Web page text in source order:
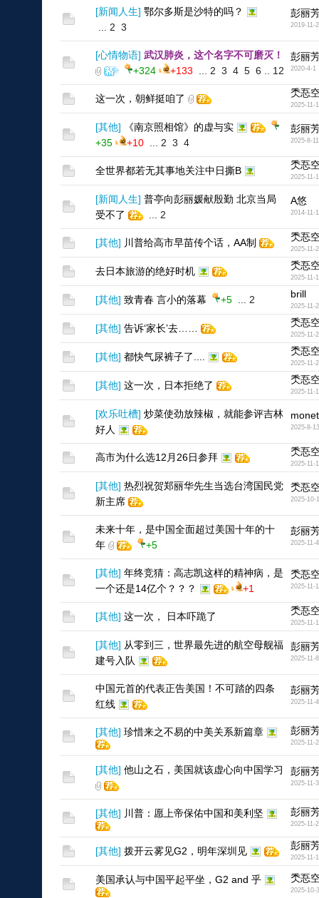
[新闻人生] 鄂尔多斯是沙特的吗？
2 3
彭丽
2019-11-
[心情物语] 武汉肺炎，这个名字不可磨灭！
+324
+133 2 3 4 5 6 12
彭丽
2020-4-1
这一次，朝鲜挺咱了 秂忢
2025-11-
[其他]
《南京照相馆》的虚与实
+35
+10 2 3 4
彭丽
2025-8-11
全世界都若无其事地关注中日撕B 秂忢
2025-11-
[新闻人生] 普亭向彭丽媛献殷勤 北京当局
受不了
2
A悠
2014-11-
[其他] 川普给高市早苗传个话，AA制 秂忢
2025-11-
去日本旅游的绝好时机 秂忢
2025-11-
[其他] 致青春 言小的落幕 +5 2 brill
2025-11-
[其他] 告诉‘家长’去…… 秂忢
2025-11-
[其他] 都快气尿裤子了.... 秂忢
2025-11-
[其他] 这一次，日本拒绝了 秂忢
2025-11-
[欢乐吐槽] 炒菜使劲放辣椒，就能参评吉林
好人
2025-8-13
高市为什么选12月26日参拜 秂忢
2025-11-
[其他] 热烈祝贺郑丽华先生当选台湾国民党
新主席
秂忢
2025-10-
未来十年，是中国全面超过美国十年的十
年
+5
彭丽
2025-11-4
[其他] 年终竞猜：高志凯这样的精神病，是
一个还是14亿个？？？
+1
秂忢
2025-11-
[其他] 这一次， 日本吓跪了 秂忢
2025-11-
[其他] 从零到三，世界最先进的航空母舰福
建号入队
彭丽
2025-11-8
中国元首的代表正告美国！不可踏的四条
红线
彭丽
2025-11-4
[其他] 珍惜来之不易的中美关系新篇章 彭丽
2025-11-2
[其他] 他山之石，美国就该虚心向中国学习 彭丽
2025-11-3
[其他] 川普：愿上帝保佑中国和美利坚 彭丽
2025-11-2
[其他] 拨开云雾见G2，明年深圳见 彭丽
2025-11-1
美国承认与中国平起平坐，G2 and 乎 秂忢
2025-10-